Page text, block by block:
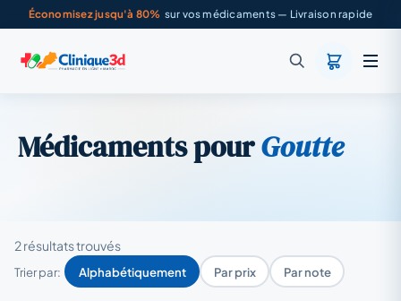
Économisez jusqu'à 80% sur vos médicaments — Livraison rapide
Médicaments pourGoutte
2 résultats trouvés
Trier par: Alphabétiquement Par prix Par note